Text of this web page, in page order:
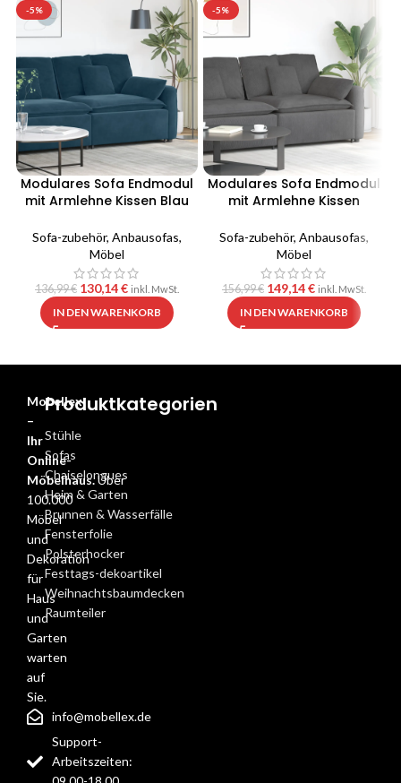
-5%
Modulares Sofa Endmodul
mit Armlehne Kissen Blau
Sofa-zubehör, Anbausofas,
Möbel
136,99€ 130,14€ inkl. MwSt.
IN DEN WARENKORB
-5%
Modulares Sofa Endmodul
mit Armlehne Kissen
Sofa-zubehör, Anbausofas,
Möbel
156,99€ 149,14€ inkl. MwSt.
IN DEN WARENKORB
Mobellex
–
Ihr
Online-
Möbelhaus.Über
100.000
Möbel
und
Dekoration
für
Haus
und
Garten
warten
auf
Sie.
info@mobellex.de
Support-
Arbeitszeiten:
Produktkategorien
Stühle
Sofas
Chaiselongues
Heim & Garten
Brunnen & Wasserfälle
Fensterfolie
Polsterhocker
Festtags-dekoartikel
Weihnachtsbaumdecken
Raumteiler